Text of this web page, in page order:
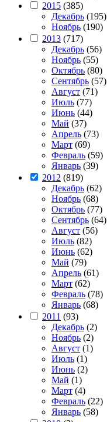
2015 (385)
Декабрь (195)
Ноябрь (190)
2013 (717)
Декабрь (56)
Ноябрь (55)
Октябрь (80)
Сентябрь (57)
Август (71)
Июль (77)
Июнь (44)
Май (37)
Апрель (73)
Март (69)
Февраль (59)
Январь (39)
2012 (819)
Декабрь (62)
Ноябрь (68)
Октябрь (77)
Сентябрь (64)
Август (56)
Июль (82)
Июнь (62)
Май (79)
Апрель (61)
Март (62)
Февраль (78)
Январь (68)
2011 (93)
Декабрь (2)
Ноябрь (2)
Август (1)
Июль (1)
Июнь (2)
Май (1)
Март (4)
Февраль (22)
Январь (58)